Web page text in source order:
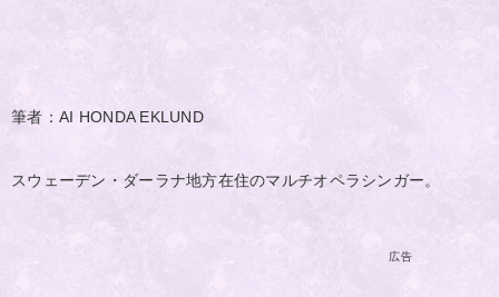
筆者：AI HONDA EKLUND
スウェーデン・ダーラナ地方在住のマルチオペラシンガー。
広告